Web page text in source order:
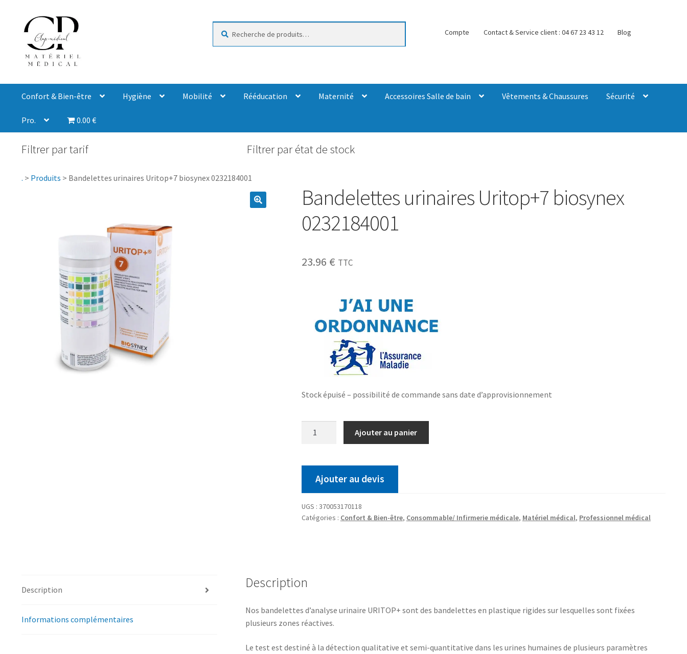
Compte Contact & Service client : 04 67 23 43 12 Blog
Confort & Bien-être Hygiène Mobilité Rééducation Maternité Accessoires Salle de bain Vêtements & Chaussures Sécurité
Pro. 0.00 €
Filtrer par tarif Filtrer par état de stock
. > Produits > Bandelettes urinaires Uritop+7 biosynex 0232184001
Bandelettes urinaires Uritop+7 biosynex
0232184001
23.96 € TTC
Stock épuisé – possibilité de commande sans date d’approvisionnement
Ajouter au panier
Ajouter au devis
UGS : 370053170118
Catégories : Confort & Bien-être, Consommable/ Infirmerie médicale, Matériel médical, Professionnel médical
Description
Informations complémentaires
Description
Nos bandelettes d’analyse urinaire URITOP+ sont des bandelettes en plastique rigides sur lesquelles sont fixées
plusieurs zones réactives.
Le test est destiné à la détection qualitative et semi-quantitative dans les urines humaines de plusieurs paramètres